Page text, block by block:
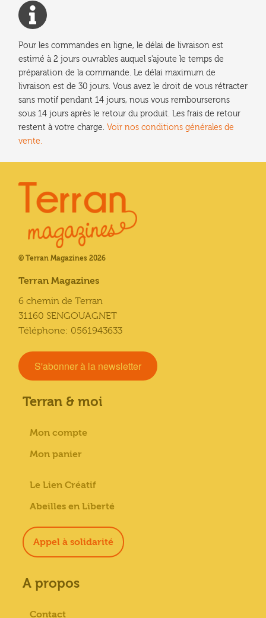
Pour les commandes en ligne, le délai de livraison est
estimé à 2 jours ouvrables auquel s'ajoute le temps de
préparation de la commande. Le délai maximum de
livraison est de 30 jours. Vous avez le droit de vous rétracter
sans motif pendant 14 jours, nous vous rembourserons
sous 14 jours après le retour du produit. Les frais de retour
restent à votre charge. Voir nos conditions générales de
vente.
© Terran Magazines 2026
Terran Magazines
6 chemin de Terran
31160 SENGOUAGNET
Téléphone: 0561943633
S'abonner à la newsletter
Terran & moi
Mon compte
Mon panier
Le Lien Créatif
Abeilles en Liberté
Appel à solidarité
A propos
Contact